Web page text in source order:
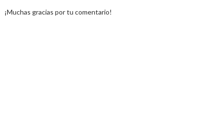
¡Muchas gracias por tu comentario!